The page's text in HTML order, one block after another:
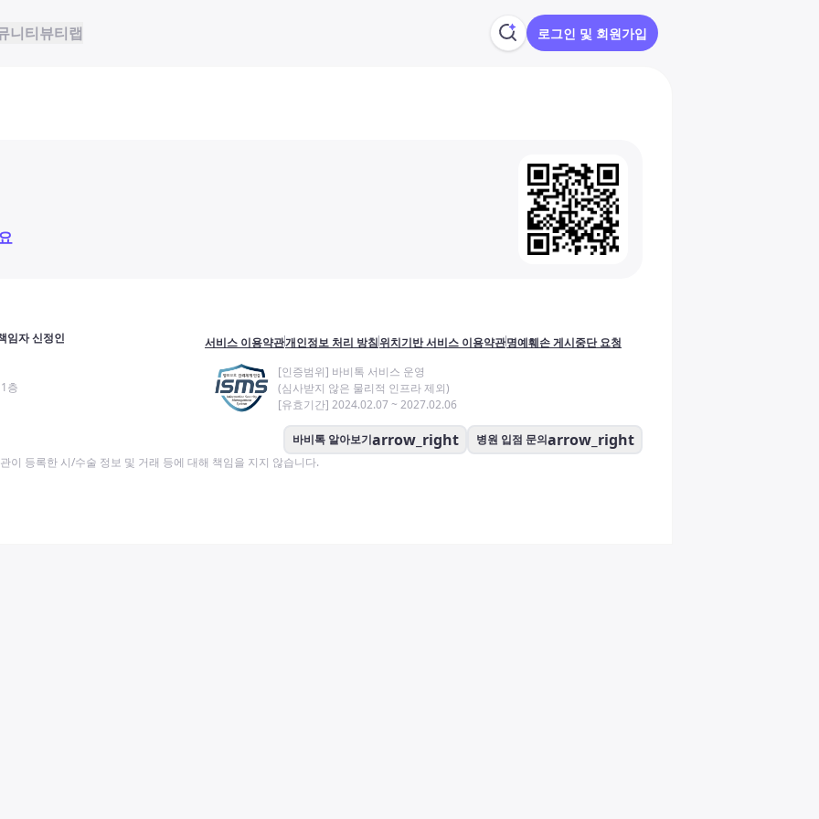
니티뷰티랩 로그인 및 회원가입
임자 신정인
층
서비스 이용약관개인정보 처리 방침위치기반 서비스 이용약관명예훼손 게시중단 요청
[인증범위] 바비톡 서비스 운영
(심사받지 않은 물리적 인프라 제외)
[유효기간] 2024.02.07 ~ 2027.02.06
바비톡 알아보기arrow_right 병원 입점 문의arrow_right
이 등록한 시/수술 정보 및 거래 등에 대해 책임을 지지 않습니다.